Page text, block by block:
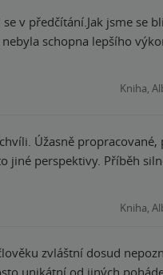
v předčítání.Jak jsme se
schopna lepšího
Kniha,
Úžasně propracované,
jiné perspektivy. Příběh
Kniha,
zvláštní dosud